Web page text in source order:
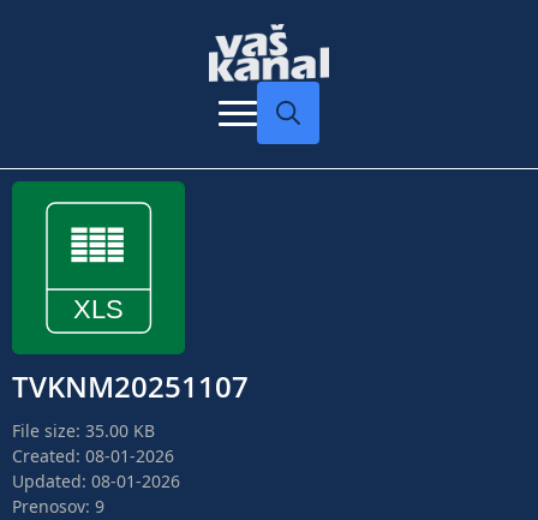
TVKNM20251107
File size: 35.00 KB
Created: 08-01-2026
Updated: 08-01-2026
Prenosov: 9